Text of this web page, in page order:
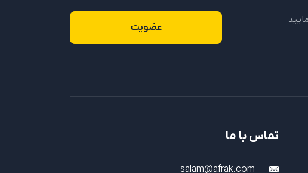
عضویت
تماس با ما
salam@afrak.com